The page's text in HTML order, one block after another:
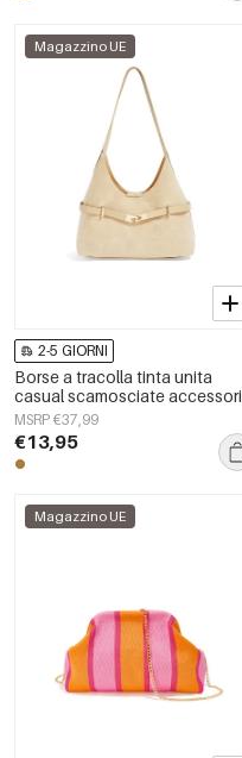
Magazzino UE
2-5 GIORNI
Borse a tracolla tinta unita
casual scamosciate accessori
quotidiani
MSRP €37,99
€13,95
Magazzino UE